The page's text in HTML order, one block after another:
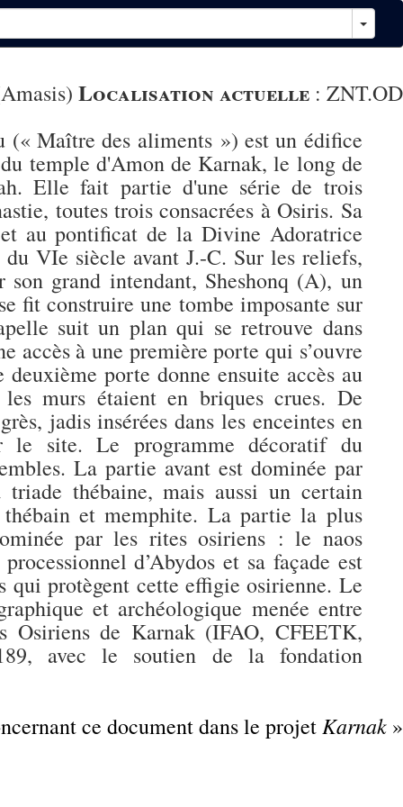
Localisation actuelle : ZNT.OD
(« Maître des aliments ») est un édifice
temple d'Amon de Karnak, le long de
Elle fait partie d'une série de trois
toutes trois consacrées à Osiris. Sa
au pontificat de la Divine Adoratrice
VIe siècle avant J.-C. Sur les reliefs,
son grand intendant, Sheshonq (A), un
fit construire une tombe imposante sur
suit un plan qui se retrouve dans
accès à une première porte qui s’ouvre
porte donne ensuite accès au
murs étaient en briques crues. De
jadis insérées dans les enceintes en
le site. Le programme décoratif du
La partie avant est dominée par
thébaine, mais aussi un certain
et memphite. La partie la plus
par les rites osiriens : le naos
d’Abydos et sa façade est
qui protègent cette effigie osirienne. Le
et archéologique menée entre
Osiriens de Karnak (IFAO, CFEETK,
avec le soutien de la fondation
ce document dans le projet Karnak »